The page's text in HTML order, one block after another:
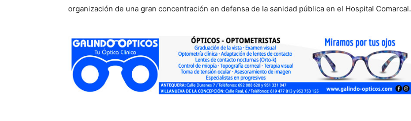
organización de una gran concentración en defensa de la sanidad pública en el Hospital Comarcal.